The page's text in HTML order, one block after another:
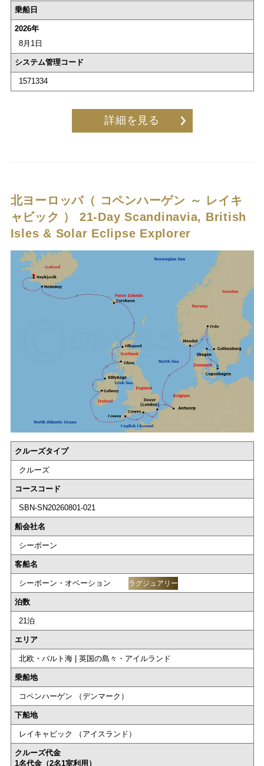
乗船日
2026年
8月1日
システム管理コード
1571334
詳細を見る
北ヨーロッパ（ コペンハーゲン ～ レイキ
ャビック ） 21-Day Scandinavia, British
Isles & Solar Eclipse Explorer
クルーズタイプ
クルーズ
コースコード
SBN-SN20260801-021
船会社名
シーボーン
客船名
シーボーン・オベーション ラグジュアリー
泊数
21泊
エリア
北欧・バルト海 | 英国の島々・アイルランド
乗船地
コペンハーゲン （デンマーク）
下船地
レイキャビック （アイスランド）
クルーズ代金
1名代金（2名1室利用）